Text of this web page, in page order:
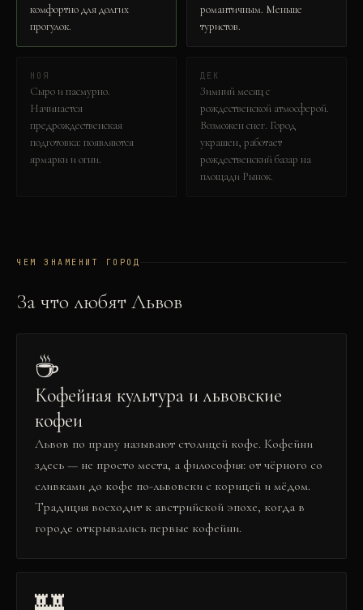
комфортно для долгих
прогулок.
романтичным. Меньше
туристов.
НОЯ
Сыро и пасмурно.
Начинается
предрождественская
подготовка: появляются
ярмарки и огни.
ДЕК
Зимний месяц с
рождественской атмосферой.
Возможен снег. Город
украшен, работает
рождественский базар на
площади Рынок.
ЧЕМ ЗНАМЕНИТ ГОРОД
За что любятЛьвов
☕
Кофейная культура и львовские
кофеи
Львов по праву называют столицей кофе. Кофейни
здесь — не просто места, а философия: от чёрного со
сливками до кофе по-львовски с корицей и мёдом.
Традиция восходит к австрийской эпохе, когда в
городе открывались первые кофейни.